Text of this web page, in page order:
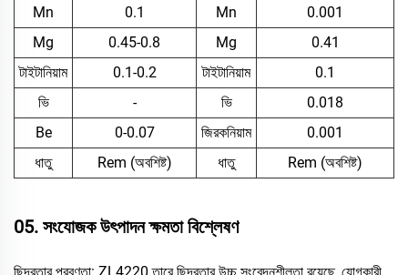
Mn 0.1 Mn
0.001
Mg
0.45-0.8 Mg
0.41
টাইটানিয়াম
0.1-0.2 টাইটানিয়াম
0.1
ভি
- ভি
0.018
Be
0-0.07 জিরকনিয়াম
0.001
ধাতু
Rem (অবশিষ্ট) ধাতু Rem (অবশিষ্ট)
05. সংযোজক উৎপাদন ক্ষমতা বিশ্লেষণ